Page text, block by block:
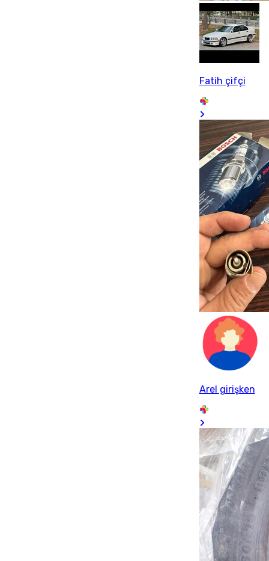
Fatih çifçi
Arel girişken